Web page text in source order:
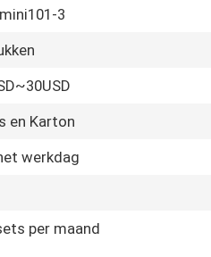
3
en Karton
werkdag
per maand